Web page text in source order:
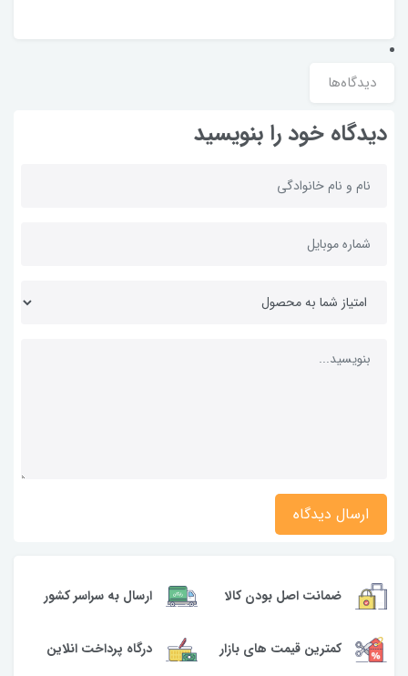
دیدگاه‌ها
دیدگاه خود را بنویسید
ارسال دیدگاه
ضمانت اصل بودن کالا ارسال به سراسر کشور
کمترین قیمت های بازار درگاه پرداخت انلاین